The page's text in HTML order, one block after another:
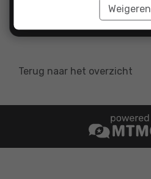
"Ja, ik beveel dit bedrijf
Terug naar het overzicht
Weigeren